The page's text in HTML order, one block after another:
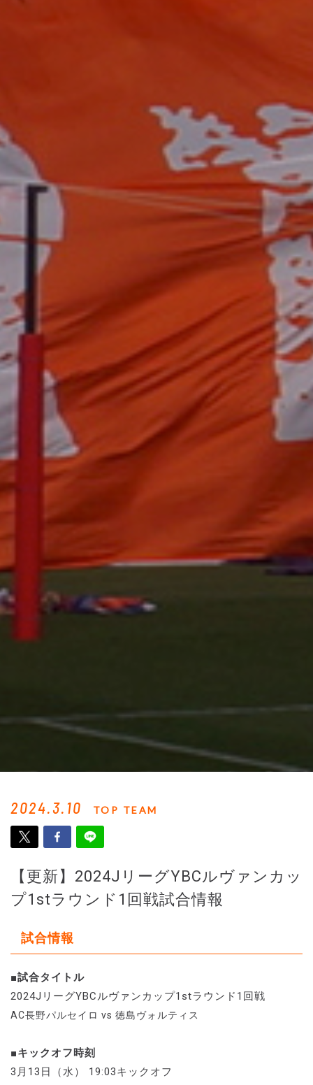
2024.3.10 TOP TEAM
【更新】2024JリーグYBCルヴァンカッ
プ1stラウンド1回戦試合情報
試合情報
■試合タイトル
2024JリーグYBCルヴァンカップ1stラウンド1回戦
AC長野パルセイロ vs 徳島ヴォルティス
■キックオフ時刻
3月13日（水） 19:03キックオフ